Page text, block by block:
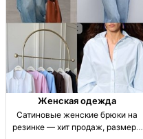
Женская одежда
Сатиновые женские брюки на
резинке — хит продаж, размеры